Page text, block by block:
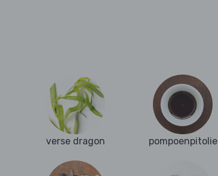
verse dragon pompoenpitolie